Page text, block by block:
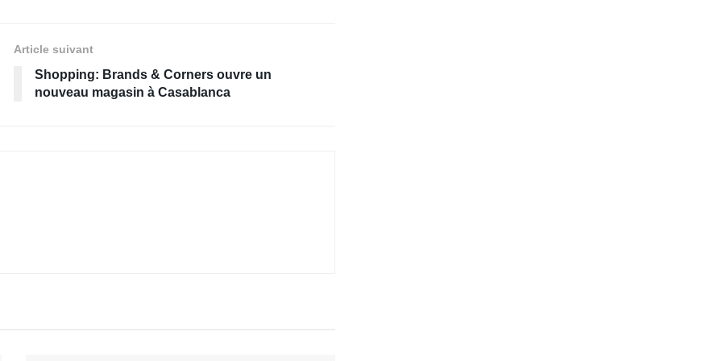
Article suivant
Shopping: Brands & Corners ouvre un
nouveau magasin à Casablanca